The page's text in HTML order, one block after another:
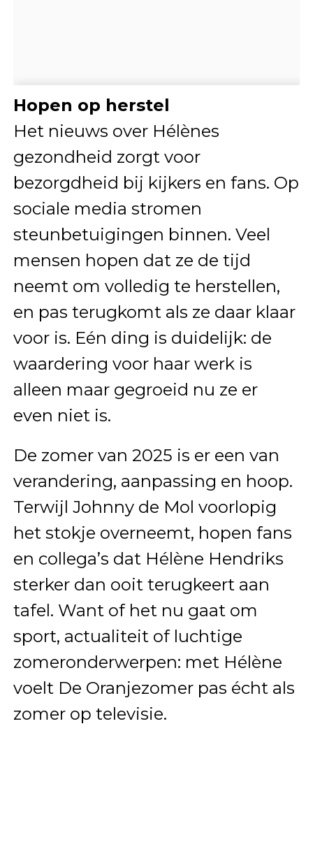
Hopen op herstel
Het nieuws over Hélènes
gezondheid zorgt voor
bezorgdheid bij kijkers en fans. Op
sociale media stromen
steunbetuigingen binnen. Veel
mensen hopen dat ze de tijd
neemt om volledig te herstellen,
en pas terugkomt als ze daar klaar
voor is. Eén ding is duidelijk: de
waardering voor haar werk is
alleen maar gegroeid nu ze er
even niet is.
De zomer van 2025 is er een van
verandering, aanpassing en hoop.
Terwijl Johnny de Mol voorlopig
het stokje overneemt, hopen fans
en collega’s dat Hélène Hendriks
sterker dan ooit terugkeert aan
tafel. Want of het nu gaat om
sport, actualiteit of luchtige
zomeronderwerpen: met Hélène
voelt De Oranjezomer pas écht als
zomer op televisie.